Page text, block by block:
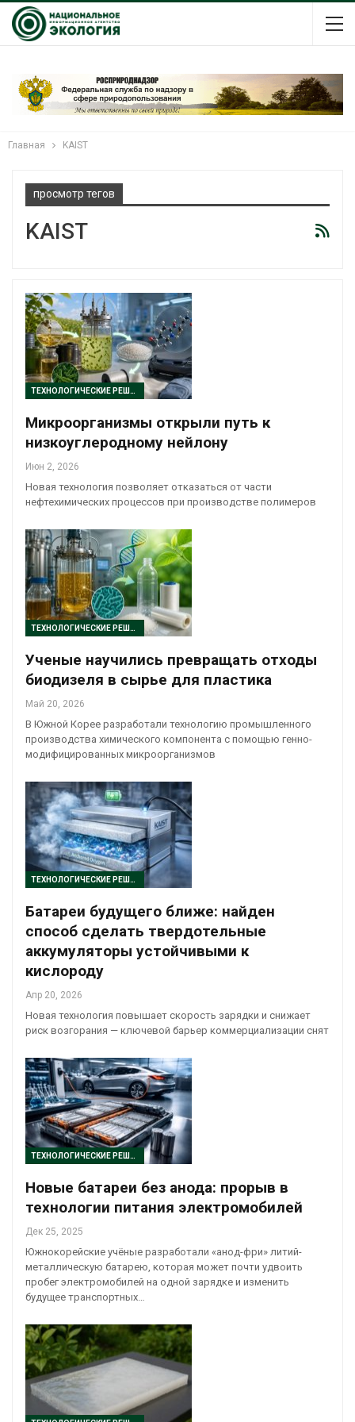
Главная KAIST
просмотр тегов
KAIST
ТЕХНОЛОГИЧЕСКИЕ РЕШЕНИЯ
Микроорганизмы открыли путь к
низкоуглеродному нейлону
Июн 2, 2026
Новая технология позволяет отказаться от части
нефтехимических процессов при производстве полимеров
ТЕХНОЛОГИЧЕСКИЕ РЕШЕНИЯ
Ученые научились превращать отходы
биодизеля в сырье для пластика
Май 20, 2026
В Южной Корее разработали технологию промышленного
производства химического компонента с помощью генно-
модифицированных микроорганизмов
ТЕХНОЛОГИЧЕСКИЕ РЕШЕНИЯ
Батареи будущего ближе: найден
способ сделать твердотельные
аккумуляторы устойчивыми к
кислороду
Апр 20, 2026
Новая технология повышает скорость зарядки и снижает
риск возгорания — ключевой барьер коммерциализации снят
ТЕХНОЛОГИЧЕСКИЕ РЕШЕНИЯ
Новые батареи без анода: прорыв в
технологии питания электромобилей
Дек 25, 2025
Южнокорейские учёные разработали «анод-фри» литий-
металлическую батарею, которая может почти удвоить
пробег электромобилей на одной зарядке и изменить
будущее транспортных…